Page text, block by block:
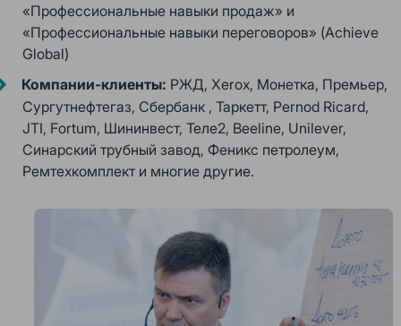
«Профессиональные навыки продаж» и
«Профессиональные навыки переговоров» (Achieve
Global)
Компании-клиенты: РЖД, Xerox, Монетка, Премьер,
Сургутнефтегаз, Сбербанк , Таркетт, Pernod Ricard,
JTI, Fortum, Шининвест, Теле2, Beeline, Unilever,
Синарский трубный завод, Феникс петролеум,
Ремтехкомплект и многие другие.